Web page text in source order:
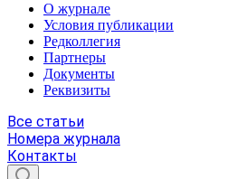
О журнале
Условия публикации
Редколлегия
Партнеры
Документы
Реквизиты
Все статьи
Номера журнала
Контакты